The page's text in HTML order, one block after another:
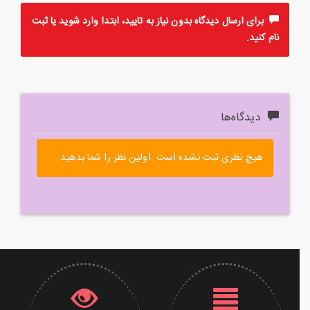
برای ارسال دیدگاه بدون نیاز به تایید، ابتداواردشوید یاثبت
نامکنید.
دیدگاه‌ها
هیچ نظری ثبت نشده است. اولین نظر را شما بدهید.